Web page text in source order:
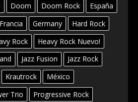
Doom Doom Rock
España
Francia Germany
Hard Rock
Rock
Heavy Rock Nuevo!
Jazz Fusion
Jazz Rock
Krautrock
México
Trio
Progressive Rock